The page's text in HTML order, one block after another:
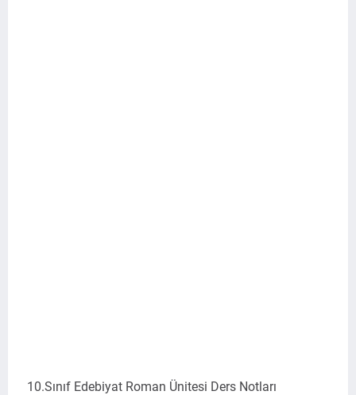
10.Sınıf Edebiyat Roman Ünitesi Ders Notları